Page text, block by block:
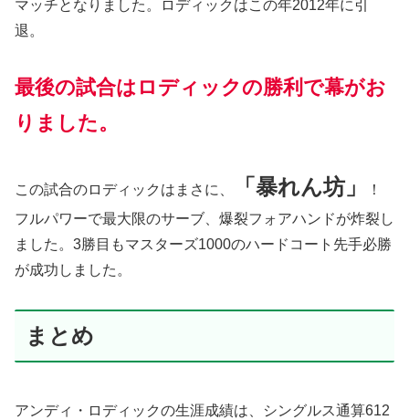
マッチとなりました。ロディックはこの年2012年に引
退。
最後の試合はロディックの勝利で幕がお
りました。
この試合のロディックはまさに、 「暴れん坊」
！
フルパワーで最大限のサーブ、爆裂フォアハンドが炸裂し
ました。3勝目もマスターズ1000のハードコート先手必勝
が成功しました。
まとめ
アンディ・ロディックの生涯成績は、シングルス通算612